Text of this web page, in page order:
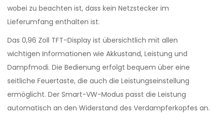
wobei zu beachten ist, dass kein Netzstecker im
Lieferumfang enthalten ist.
Das 0,96 Zoll TFT-Display ist übersichtlich mit allen
wichtigen Informationen wie Akkustand, Leistung und
Dampfmodi. Die Bedienung erfolgt bequem über eine
seitliche Feuertaste, die auch die Leistungseinstellung
ermöglicht. Der Smart-VW-Modus passt die Leistung
automatisch an den Widerstand des Verdampferkopfes an.